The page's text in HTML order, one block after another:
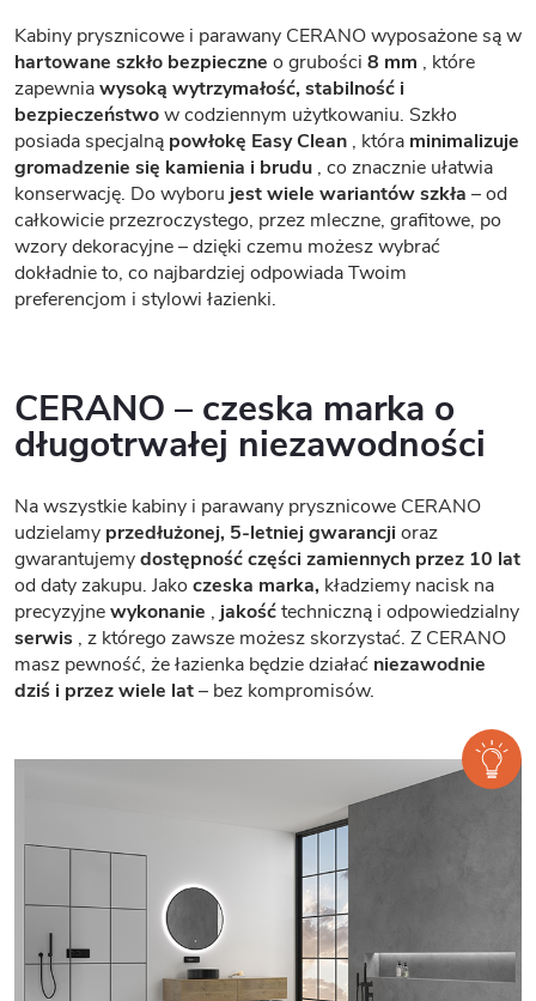
Kabiny prysznicowe i parawany CERANO wyposażone są w
hartowane szkło bezpieczne o grubości 8 mm , które
zapewniawysoką wytrzymałość, stabilność i
bezpieczeństwow codziennym użytkowaniu. Szkło
posiada specjalną powłokę Easy Clean , która minimalizuje
gromadzenie się kamienia i brudu , co znacznie ułatwia
konserwację. Do wyboru jest wiele wariantów szkła – od
całkowicie przezroczystego, przez mleczne, grafitowe, po
wzory dekoracyjne – dzięki czemu możesz wybrać
dokładnie to, co najbardziej odpowiada Twoim
preferencjom i stylowi łazienki.
CERANO – czeska marka o
długotrwałej niezawodności
Na wszystkie kabiny i parawany prysznicowe CERANO
udzielamy przedłużonej, 5-letniej gwarancjioraz
gwarantujemydostępność części zamiennych przez 10 lat
od daty zakupu. Jako czeska marka, kładziemy nacisk na
precyzyjnewykonanie , jakośćtechniczną i odpowiedzialny
serwis , z którego zawsze możesz skorzystać. Z CERANO
masz pewność, że łazienka będzie działać niezawodnie
dziś i przez wiele lat– bez kompromisów.